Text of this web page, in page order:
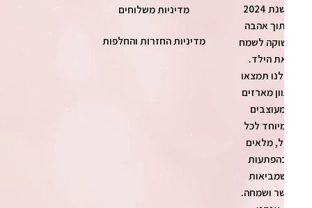
בשנת 2024
אהבה
לשמח
הילד.
תמצאו
מארזים
לכל
מלאים
ושמחה.
מדיניות משלוחים
מדיניות החזרות והחלפות